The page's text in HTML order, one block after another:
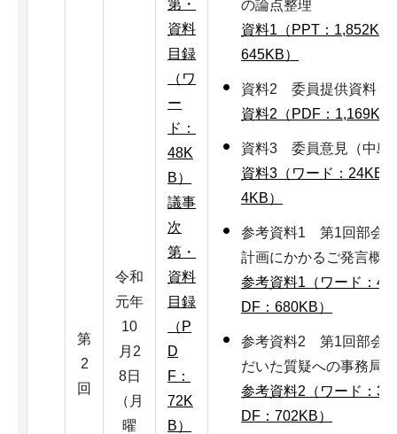
第
2
回
令和
元年
10
月2
8日
（月
曜
第・
資料
目録
（ワ
ー
ド：
48K
B）
議事
次
第・
資料
目録
（P
D
F：
72K
B）
の論点整理
資料1（PPT：1,852KB
645KB）
資料2 委員提供資料（
資料2（PDF：1,169KB
資料3 委員意見（中島
資料3（ワード：24KB）
4KB）
参考資料1 第1回部会
計画にかかるご発言概要
参考資料1（ワード：
DF：680KB）
参考資料2 第1回部会
だいた質疑への事務局
参考資料2（ワード：
DF：702KB）